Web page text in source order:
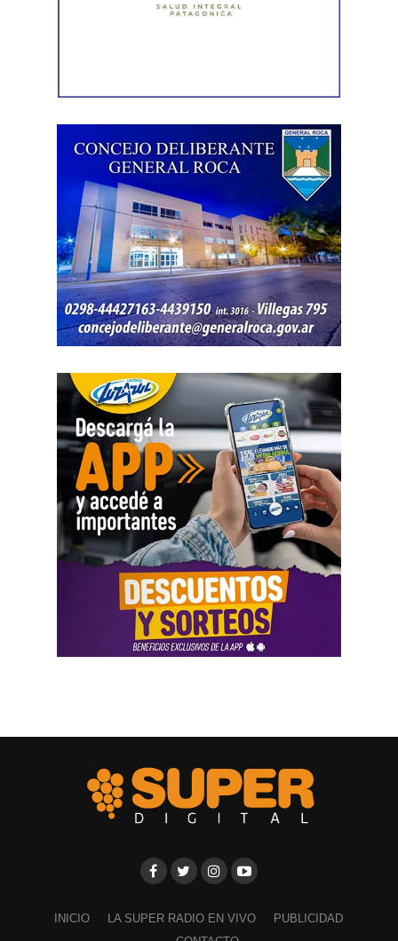
Durante el procedimiento, el personal encontró el teléfono
correspondiente para acreditar su propiedad. Además,
denunciado como robado
Posteriormente, el inmueble fue preservado para la
intervención del Gabinete de Criminalística, que realizó
las pericias correspondientes. Otros elementos
encontrados quedaron bajo resguardo para determinar su
procedencia.
Por disposición de la Fiscalía de turno, ambos hombres
permanecen detenidos en el marco de una causa por
INICIO LA SUPER RADIO EN VIVO
PUBLICIDAD